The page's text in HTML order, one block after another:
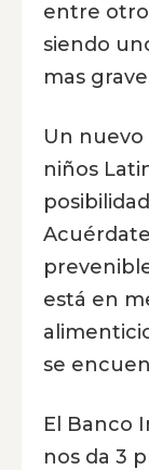
entre
siendo
mas
Un
niños
está en
se
El Banco
nos da 3